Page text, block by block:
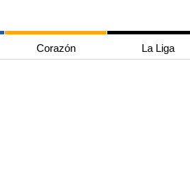
Corazón La Liga